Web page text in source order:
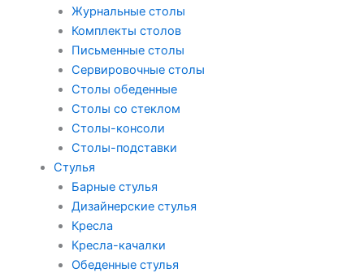
Журнальные столы
Комплекты столов
Письменные столы
Сервировочные столы
Столы обеденные
Столы со стеклом
Столы-консоли
Столы-подставки
Стулья
Барные стулья
Дизайнерские стулья
Кресла
Кресла-качалки
Обеденные стулья